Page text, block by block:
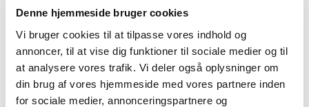
Denne hjemmeside bruger cookies
Vi bruger cookies til at tilpasse vores indhold og
annoncer, til at vise dig funktioner til sociale medier og til
at analysere vores trafik. Vi deler også oplysninger om
din brug af vores hjemmeside med vores partnere inden
for sociale medier, annonceringspartnere og
Du vil måske også kunne
lide...